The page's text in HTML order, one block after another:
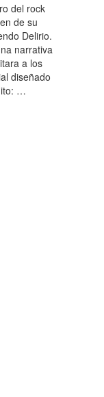
del rock
de su
Delirio.
narrativa
a los
diseñado
…